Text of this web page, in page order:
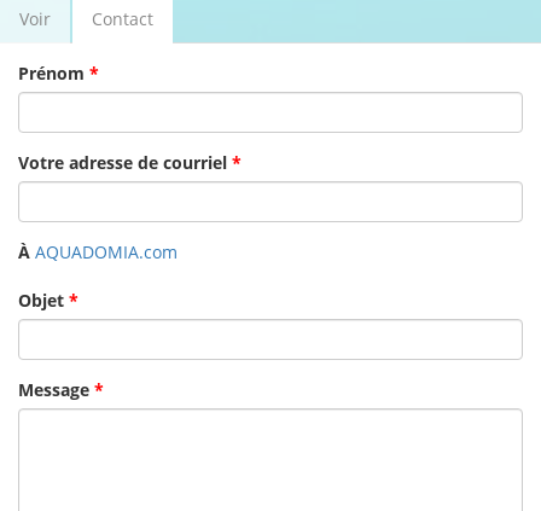
Onglets principaux
Voir Contact
actif)
Prénom *
Votre adresse de courriel *
À AQUADOMIA.com
Objet *
Message *